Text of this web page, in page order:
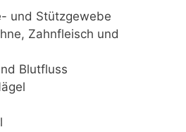
und Stützgewebe
Zahnfleisch und
Blutfluss